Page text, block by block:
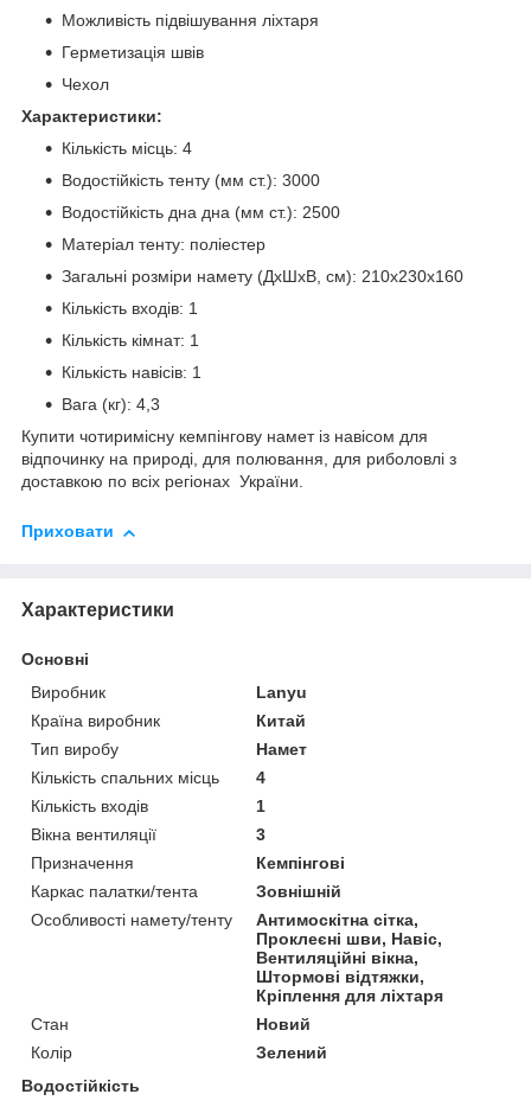
Можливість підвішування ліхтаря
Герметизація швів
Чехол
Характеристики:
Кількість місць: 4
Водостійкість тенту (мм ст.): 3000
Водостійкість дна дна (мм ст.): 2500
Матеріал тенту: поліестер
Загальні розміри намету (ДхШхВ, см): 210х230х160
Кількість входів: 1
Кількість кімнат: 1
Кількість навісів: 1
Вага (кг): 4,3
Купити чотиримісну кемпінгову намет із навісом для
відпочинку на природі, для полювання, для риболовлі з
доставкою по всіх регіонах України.
Приховати
Характеристики
Основні
Виробник
Lanyu
Країна виробник
Китай
Тип виробу
Намет
Кількість спальних місць
4
Кількість входів
1
Вікна вентиляції
3
Призначення
Кемпінгові
Каркас палатки/тента
Зовнішній
Особливості намету/тенту
Антимоскітна сітка,
Проклеєні шви, Навіс,
Вентиляційні вікна,
Штормові відтяжки,
Кріплення для ліхтаря
Стан
Новий
Колір
Зелений
Водостійкість